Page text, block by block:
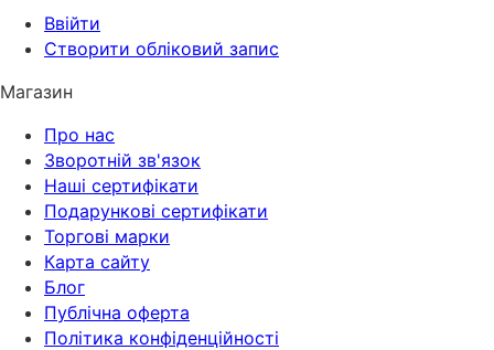
Ввійти
Створити обліковий запис
Магазин
Про нас
Зворотній зв'язок
Наші сертифікати
Подарункові сертифікати
Торгові марки
Карта сайту
Блог
Публічна оферта
Політика конфіденційності